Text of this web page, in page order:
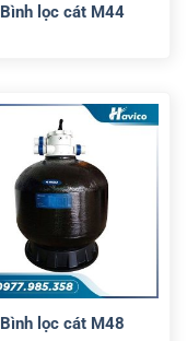
Bình lọc cát M44
Bình lọc cát M48